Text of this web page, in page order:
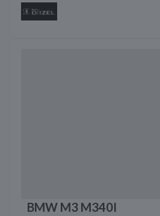
BMW M3 M340I